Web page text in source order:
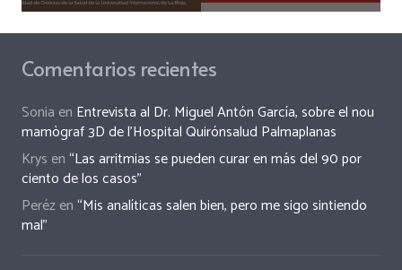
Comentarios recientes
Sonia en Entrevista al Dr. Miguel Antón García, sobre el nou
mamògraf 3D de l’Hospital Quirónsalud Palmaplanas
Krys en“Las arritmias se pueden curar en más del 90 por
ciento de los casos”
Perézen“Mis analíticas salen bien, pero me sigo sintiendo
mal”